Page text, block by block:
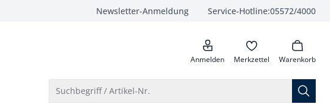
Newsletter-Anmeldung Service-Hotline:05572/4000
anrufen
Anmelden Merkzettel Warenkorb
Suchbegriff / Artikel-Nr.